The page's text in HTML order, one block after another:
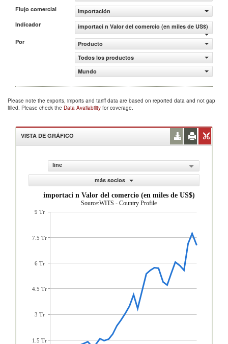
Flujo comercial
Importación
Indicador
importaci n Valor del comercio (en miles de US$)
Por
Producto
Todos los productos
Mundo
Please note the exports, imports and tariff data are based on reported data and not gap
filled. Please check the Data Availability for coverage.
VISTA DE GRÁFICO
line
más socios
importaci n Valor del comercio (en miles de US$)
Source:WITS - Country Profile
9 Tr
7.5 Tr
6 Tr
4.5 Tr
3 Tr
1.5 Tr